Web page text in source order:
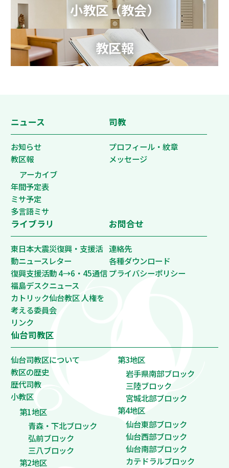
小教区（教会）
教区報
ニュース
お知らせ
教区報
アーカイブ
年間予定表
ミサ予定
多言語ミサ
司教
プロフィール・紋章
メッセージ
ライブラリ
東日本大震災復興・支援活
動ニュースレター
復興支援活動 4→6・45通信
福島デスクニュース
カトリック仙台教区 人権を
考える委員会
リンク
お問合せ
連絡先
各種ダウンロード
プライバシーポリシー
仙台司教区
仙台司教区について
教区の歴史
歴代司教
小教区
第1地区
青森・下北ブロック
弘前ブロック
三八ブロック
第2地区
第3地区
岩手県南部ブロック
三陸ブロック
宮城北部ブロック
第4地区
仙台東部ブロック
仙台西部ブロック
仙台南部ブロック
カテドラルブロック